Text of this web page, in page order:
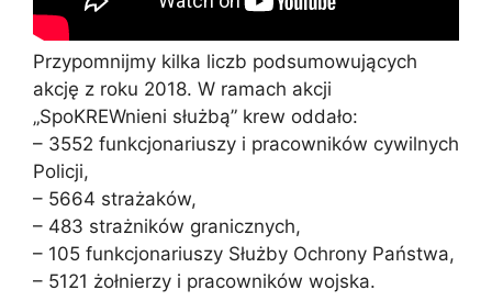
Przypomnijmy kilka liczb podsumowujących
akcję z roku 2018. W ramach akcji
„SpoKREWnieni służbą” krew oddało:
– 3552 funkcjonariuszy i pracowników cywilnych
Policji,
– 5664 strażaków,
– 483 strażników granicznych,
– 105 funkcjonariuszy Służby Ochrony Państwa,
– 5121 żołnierzy i pracowników wojska.